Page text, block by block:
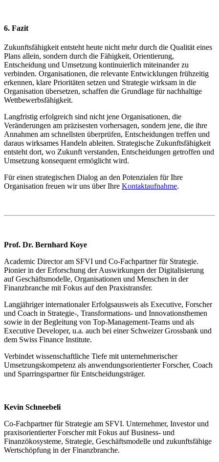
6. Fazit
Zukunftsfähigkeit entsteht heute nicht mehr durch die Qualität eines
Plans allein, sondern durch die Fähigkeit, Orientierung,
Entscheidung und Umsetzung kontinuierlich miteinander zu
verbinden. Organisationen, die relevante Entwicklungen frühzeitig
erkennen, klare Prioritäten setzen und Strategie wirksam in die
Organisation übersetzen, schaffen die Grundlage für nachhaltige
Wettbewerbsfähigkeit.
Langfristig erfolgreich sind nicht jene Organisationen, die
Veränderungen am präzisesten vorhersagen, sondern jene, die ihre
Annahmen am schnellsten überprüfen, Entscheidungen treffen und
daraus wirksames Handeln ableiten. Strategische Zukunftsfähigkeit
entsteht dort, wo Zukunft verstanden, Entscheidungen getroffen und
Umsetzung konsequent ermöglicht wird.
Für einen strategischen Dialog an den Potenzialen für Ihre
Organisation freuen wir uns über Ihre Kontaktaufnahme.
Prof. Dr. Bernhard Koye
Academic Director am SFVI und Co-Fachpartner für Strategie.
Pionier in der Erforschung der Auswirkungen der Digitalisierung
auf Geschäftsmodelle, Organisationen und Menschen in der
Finanzbranche mit Fokus auf den Praxistransfer.
Langjähriger internationaler Erfolgsausweis als Executive, Forscher
und Coach in Strategie-, Transformations- und Innovationsthemen
sowie in der Begleitung von Top-Management-Teams und als
Executive Developer, u.a. auch bei einer Schweizer Grossbank und
dem Swiss Finance Institute.
Verbindet wissenschaftliche Tiefe mit unternehmerischer
Umsetzungskompetenz als anwendungsorientierter Forscher, Coach
und Sparringspartner für Entscheidungsträger.
Kevin Schneebeli
Co-Fachpartner für Strategie am SFVI. Unternehmer, Investor und
praxisorientierter Forscher mit Fokus auf Business- und
Finanzökosysteme, Strategie, Geschäftsmodelle und zukunftsfähige
Wertschöpfung in der Finanzbranche.